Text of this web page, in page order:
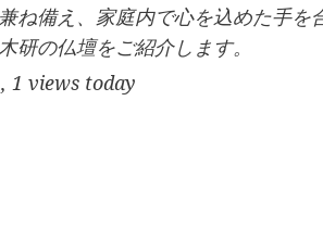
ね備え、家庭内で心を込めた手
研の仏壇をご紹介します。
, 1 views today